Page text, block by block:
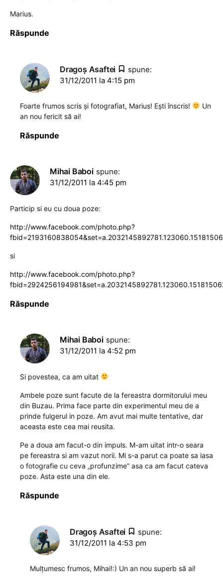
Marius.
Răspunde
Dragoş Asaftei
spune:
31/12/2011 la 4:15 pm
Foarte frumos scris și fotografiat, Marius! Ești înscris!
Un
an nou fericit să ai!
Răspunde
Mihai Baboi spune:
31/12/2011 la 4:45 pm
Particip si eu cu doua poze:
http://www.facebook.com/photo.php?
si
http://www.facebook.com/photo.php?
Răspunde
Mihai Baboi spune:
31/12/2011 la 4:52 pm
Si povestea, ca am uitat
Ambele poze sunt facute de la fereastra dormitorului meu
din Buzau. Prima face parte din experimentul meu de a
prinde fulgerul in poze. Am avut mai multe tentative, dar
aceasta este cea mai reusita.
Pe a doua am facut-o din impuls. M-am uitat intr-o seara
pe fereastra si am vazut norii. Mi s-a parut ca poate sa iasa
o fotografie cu ceva „profunzime” asa ca am facut cateva
poze. Asta este una din ele.
Răspunde
Dragoş Asaftei
spune:
31/12/2011 la 4:53 pm
Mulțumesc frumos, Mihai!:) Un an nou superb să ai!